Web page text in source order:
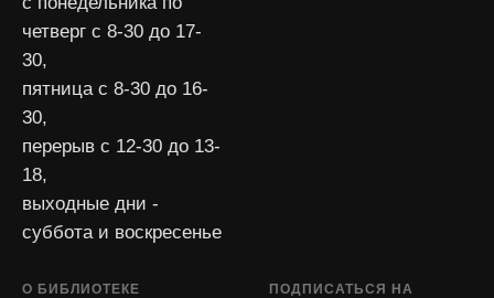
четверг с 8-30 до 17-
30,
пятница с 8-30 до 16-
30,
перерыв с 12-30 до 13-
18,
выходные дни -
суббота и воскресенье
О БИБЛИОТЕКЕ
ПОДПИСАТЬСЯ НА